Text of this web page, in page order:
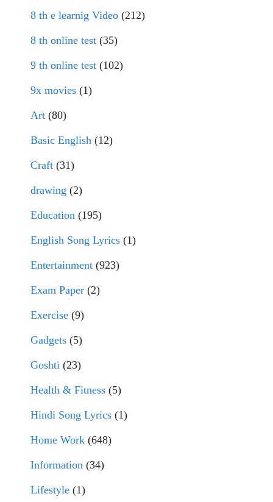
8 th e learnig Video (212)
8 th online test (35)
9 th online test (102)
9x movies (1)
Art (80)
Basic English (12)
Craft (31)
drawing (2)
Education (195)
English Song Lyrics (1)
Entertainment (923)
Exam Paper (2)
Exercise (9)
Gadgets (5)
Goshti (23)
Health & Fitness (5)
Hindi Song Lyrics (1)
Home Work (648)
Information (34)
Lifestyle (1)